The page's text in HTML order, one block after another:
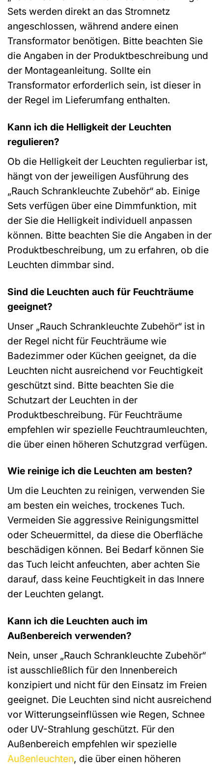
Sets werden direkt an das Stromnetz
angeschlossen, während andere einen
Transformator benötigen. Bitte beachten Sie
die Angaben in der Produktbeschreibung und
der Montageanleitung. Sollte ein
Transformator erforderlich sein, ist dieser in
der Regel im Lieferumfang enthalten.
Kann ich die Helligkeit der Leuchten
regulieren?
Ob die Helligkeit der Leuchten regulierbar ist,
hängt von der jeweiligen Ausführung des
„Rauch Schrankleuchte Zubehör“ ab. Einige
Sets verfügen über eine Dimmfunktion, mit
der Sie die Helligkeit individuell anpassen
können. Bitte beachten Sie die Angaben in der
Produktbeschreibung, um zu erfahren, ob die
Leuchten dimmbar sind.
Sind die Leuchten auch für Feuchträume
geeignet?
Unser „Rauch Schrankleuchte Zubehör“ ist in
der Regel nicht für Feuchträume wie
Badezimmer oder Küchen geeignet, da die
Leuchten nicht ausreichend vor Feuchtigkeit
geschützt sind. Bitte beachten Sie die
Schutzart der Leuchten in der
Produktbeschreibung. Für Feuchträume
empfehlen wir spezielle Feuchtraumleuchten,
die über einen höheren Schutzgrad verfügen.
Wie reinige ich die Leuchten am besten?
Um die Leuchten zu reinigen, verwenden Sie
am besten ein weiches, trockenes Tuch.
Vermeiden Sie aggressive Reinigungsmittel
oder Scheuermittel, da diese die Oberfläche
beschädigen können. Bei Bedarf können Sie
das Tuch leicht anfeuchten, aber achten Sie
darauf, dass keine Feuchtigkeit in das Innere
der Leuchten gelangt.
Kann ich die Leuchten auch im
Außenbereich verwenden?
Nein, unser „Rauch Schrankleuchte Zubehör“
ist ausschließlich für den Innenbereich
konzipiert und nicht für den Einsatz im Freien
geeignet. Die Leuchten sind nicht ausreichend
vor Witterungseinflüssen wie Regen, Schnee
oder UV-Strahlung geschützt. Für den
Außenbereich empfehlen wir spezielle
Außenleuchten, die über einen höheren